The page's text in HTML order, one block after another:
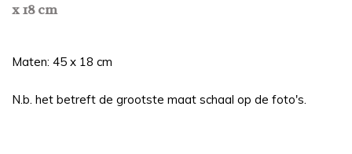
x 18 cm
Maten: 45 x 18 cm
N.b. het betreft de grootste maat schaal op de foto's.